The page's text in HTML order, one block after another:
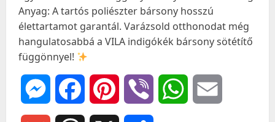
Anyag: A tartós poliészter bársony hosszú
élettartamot garantál. Varázsold otthonodat még
hangulatosabbá a VILA indigókék bársony sötétítő
függönnyel!
MessengerFacebookPinterest Viber WhatsApp